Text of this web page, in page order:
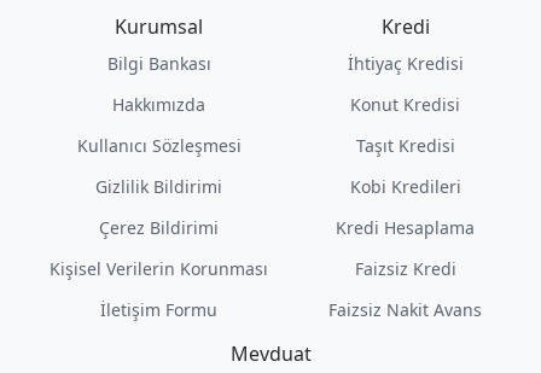
Kurumsal
Bilgi Bankası
Hakkımızda
Kullanıcı Sözleşmesi
Gizlilik Bildirimi
Çerez Bildirimi
Kişisel Verilerin Korunması
İletişim Formu
Kredi
İhtiyaç Kredisi
Konut Kredisi
Taşıt Kredisi
Kobi Kredileri
Kredi Hesaplama
Faizsiz Kredi
Faizsiz Nakit Avans
Mevduat